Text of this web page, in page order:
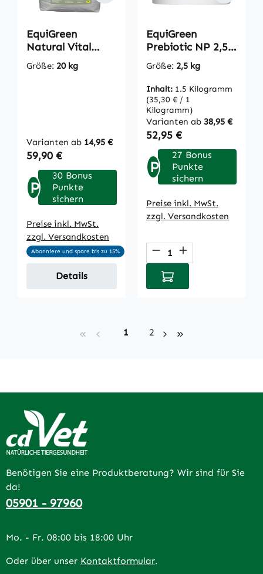
EquiGreen
Natural Vital
Getreidefrei
Pellets 20 kg
Größe: 20 kg
Varianten ab 14,95 €
Regulärer Preis:
59,90 €
P
30 Bonus
Punkte
sichern
Preise inkl. MwSt.
zzgl. Versandkosten
Abonniere und spare bis zu 15%
Details
EquiGreen
Prebiotic NP 2,5
kg
Größe: 2,5 kg
Inhalt: 1.5 Kilogramm
(35,30 € / 1
Kilogramm)
Varianten ab 38,95 €
Regulärer Preis:
52,95 €
P
27 Bonus
Punkte
sichern
Preise inkl. MwSt.
zzgl. Versandkosten
Produkt Anzahl:
In den Warenkorb
Seite
1 Seite
2
Benötigen Sie eine Produktberatung? Wir sind für Sie
da!
05901 - 97960
Mo. - Fr. 08:00 bis 18:00 Uhr
Oder über unser Kontaktformular.